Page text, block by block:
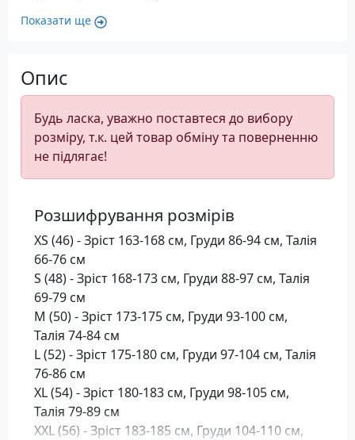
Показати ще
Опис
Будь ласка, уважно поставтеся до вибору
розміру, т.к. цей товар обміну та поверненню
не підлягає!
Розшифрування розмірів
XS (46) - Зріст 163-168 см, Груди 86-94 см, Талія
66-76 см
S (48) - Зріст 168-173 см, Груди 88-97 см, Талія
69-79 см
M (50) - Зріст 173-175 см, Груди 93-100 см,
Талія 74-84 см
L (52) - Зріст 175-180 см, Груди 97-104 см, Талія
76-86 см
XL (54) - Зріст 180-183 см, Груди 98-105 см,
Талія 79-89 см
XXL (56) - Зріст 183-185 см, Груди 104-110 см,